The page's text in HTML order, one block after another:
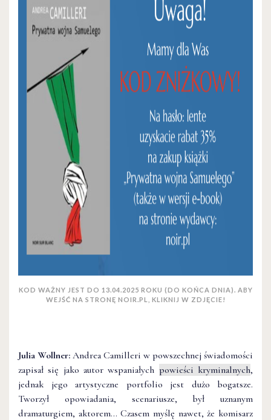
KOD WAŻNY JEST DO 13.04.2025 ROKU (DO KOŃCA DNIA). ABY
WEJŚĆ NA STRONĘ NOIR.PL, KLIKNIJ W ZDJĘCIE!
Julia Wollner: Andrea Camilleri w powszechnej świadomości
zapisał się jako autor wspaniałych powieści kryminalnych,
jednak jego artystyczne portfolio jest dużo bogatsze.
Tworzył opowiadania, scenariusze, był uznanym
dramaturgiem, aktorem… Czasem myślę nawet, że komisarz